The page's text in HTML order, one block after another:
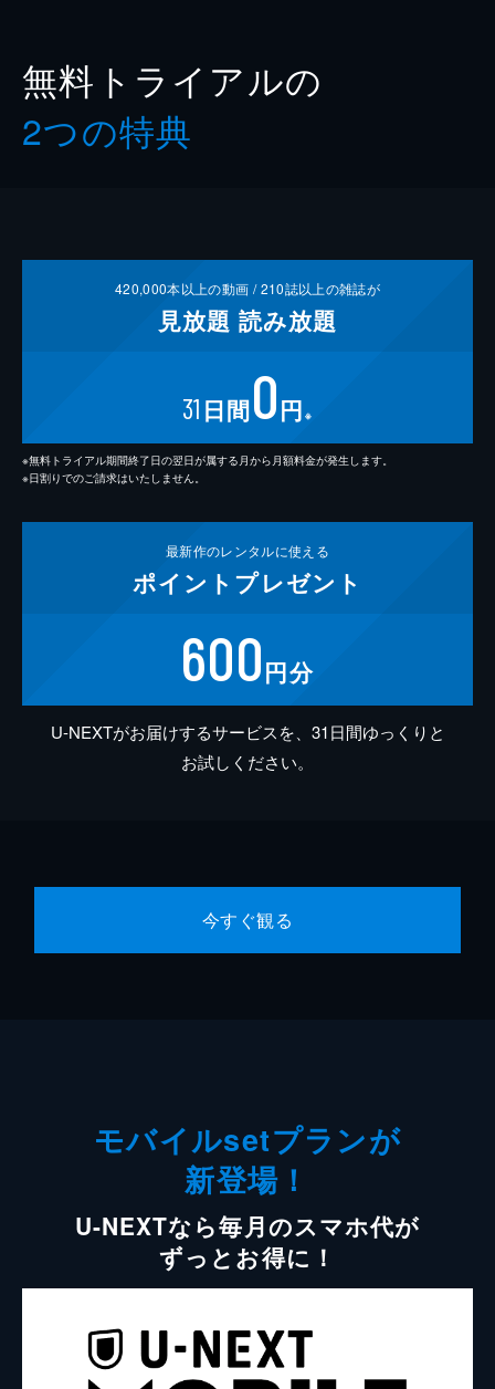
無料トライアルの
2つの特典
420,000本以上の動画 /210誌以上の雑誌が
見放題 読み放題
31 日間0円 ※
※無料トライアル期間終了日の翌日が属する月から月額料金が発生します。
※日割りでのご請求はいたしません。
最新作のレンタルに使える
ポイント プレゼント
600円分
U-NEXTがお届けするサービスを、31日間ゆっくりと
お試しください。
今すぐ観る
モバイルsetプランが
新登場！
U-NEXTなら毎月のスマホ代が
ずっとお得に！